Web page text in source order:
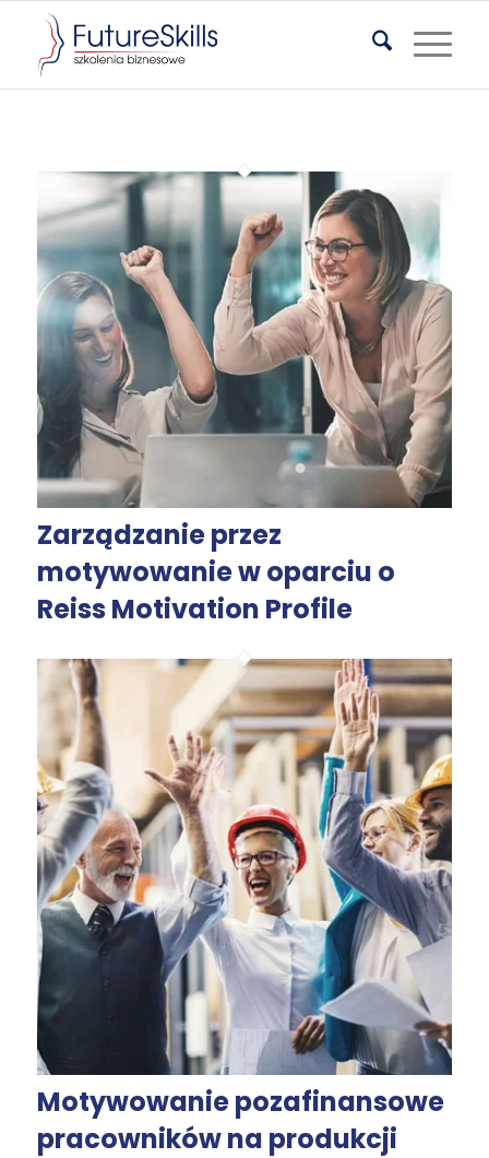
Zarządzanie przez
motywowanie w oparciu o
Reiss Motivation Profile
Motywowanie pozafinansowe
pracowników na produkcji